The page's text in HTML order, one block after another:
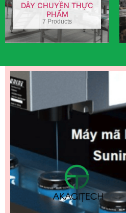
DÂY CHUYỀN THỰC
PHẨM
7 Products